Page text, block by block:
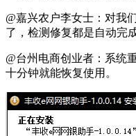
@嘉兴农户李女士：对我
了，检测修复都是自动完
@台州电商创业者：系统
十分钟就能恢复使用。